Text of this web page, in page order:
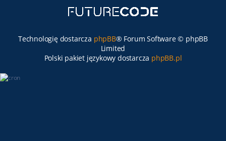
Technologię dostarcza phpBB® Forum Software © phpBB
Limited
Polski pakiet językowy dostarcza phpBB.pl